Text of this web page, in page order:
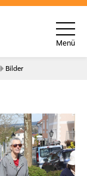
Menü
Bilder